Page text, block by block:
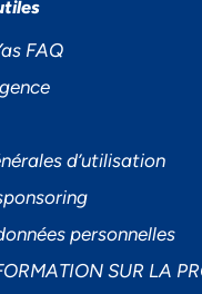
FAQ
d’utilisation
personnelles
SUR LA